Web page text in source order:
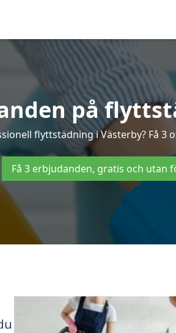
på
flyttstädning i Västerby? Få 3
Få 3 erbjudanden, gratis och utan